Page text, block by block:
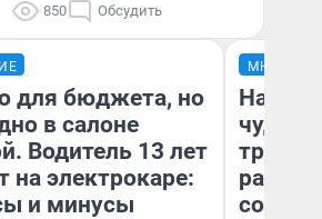
850 Обсудить
для бюджета, но
в салоне
Водитель 13 лет
на электрокаре:
и минусы
МНЕНИЕ
чудом